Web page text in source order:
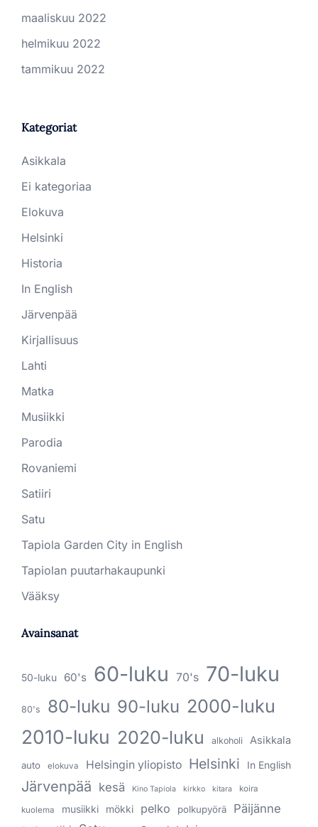
maaliskuu 2022
helmikuu 2022
tammikuu 2022
Kategoriat
Asikkala
Ei kategoriaa
Elokuva
Helsinki
Historia
In English
Järvenpää
Kirjallisuus
Lahti
Matka
Musiikki
Parodia
Rovaniemi
Satiiri
Satu
Tapiola Garden City in English
Tapiolan puutarhakaupunki
Vääksy
Avainsanat
50-luku 60's 60-luku 70's 70-luku
80's 80-luku 90-luku 2000-luku
2010-luku 2020-luku alkoholi Asikkala
auto elokuva Helsingin yliopisto Helsinki In English
Järvenpää kesä Kino Tapiola kirkko kitara koira
kuolema musiikki mökki pelko polkupyörä Päijänne